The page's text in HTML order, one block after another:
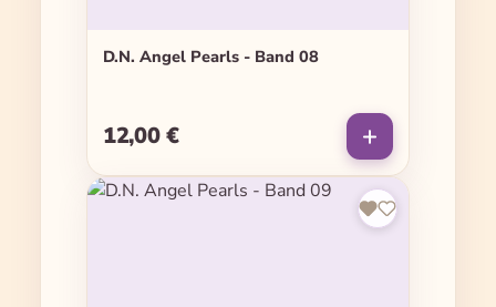
D.N. Angel Pearls - Band 08
Regulärer Preis:
12,00 €